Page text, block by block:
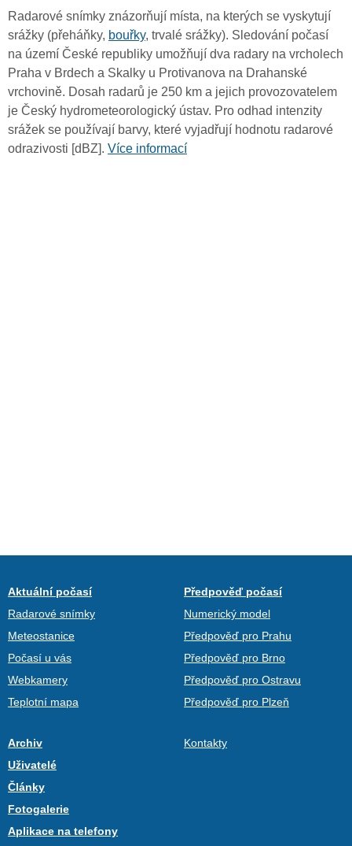
Radarové snímky znázorňují místa, na kterých se vyskytují
srážky (přeháňky, bouřky, trvalé srážky). Sledování počasí
na území České republiky umožňují dva radary na vrcholech
Praha v Brdech a Skalky u Protivanova na Drahanské
vrchovině. Dosah radarů je 250 km a jejich provozovatelem
je Český hydrometeorologický ústav. Pro odhad intenzity
srážek se používají barvy, které vyjadřují hodnotu radarové
odrazivosti [dBZ]. Více informací
Aktuální počasí
Radarové snímky
Meteostanice
Počasí u vás
Webkamery
Teplotní mapa
Předpověď počasí
Numerický model
Předpověď pro Prahu
Předpověď pro Brno
Předpověď pro Ostravu
Předpověď pro Plzeň
Archiv
Uživatelé
Články
Fotogalerie
Aplikace na telefony
Kontakty